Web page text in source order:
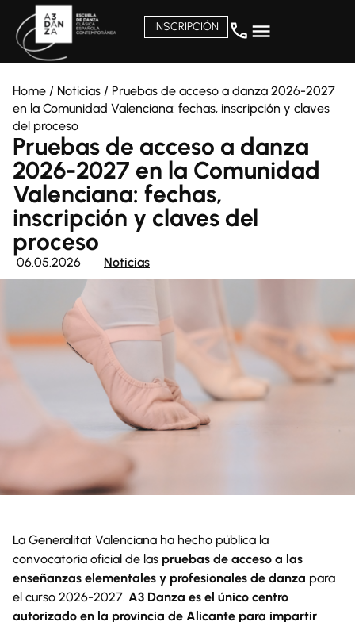
INSCRIPCIÓN
Home / Noticias / Pruebas de acceso a danza 2026-2027
en la Comunidad Valenciana: fechas, inscripción y claves
del proceso
Pruebas de acceso a danza
2026-2027 en la Comunidad
Valenciana: fechas,
inscripción y claves del
proceso
06.05.2026 Noticias
La Generalitat Valenciana ha hecho pública la
convocatoria oficial de las pruebas de acceso a las
enseñanzas elementales y profesionales de danza para
el curso 2026-2027. A3 Danza es el único centro
autorizado en la provincia de Alicante para impartir